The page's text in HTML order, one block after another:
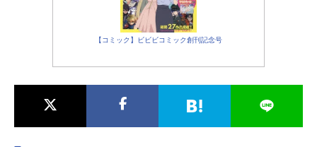
クしてみてくださいね！2027年、20
28年のアニメジャパンは大阪で開
催！2026年3月28日（土）・29日
のアニメイベント「AnimeJapan202
6」。この度、一般社団法人アニメジ
ャパンより、「AnimeJapan2027」
【コミック】ビビビコミック創刊記念号